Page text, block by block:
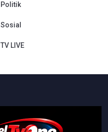
Politik
Sosial
TV LIVE